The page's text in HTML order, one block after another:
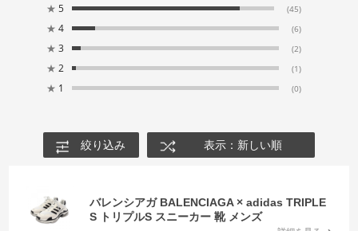
★ 5 (45)
★ 4 (6)
★ 3 (2)
★ 2 (1)
★ 1 (0)
絞り込み 表示：新しい順
バレンシアガ BALENCIAGA × adidas TRIPLE
S トリプルS スニーカー 靴 メンズ